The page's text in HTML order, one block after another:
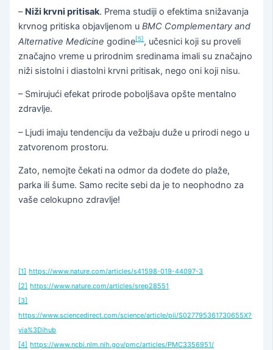
– Niži krvni pritisak. Prema studiji o efektima snižavanja
krvnog pritiska objavljenom uBMC Complementary and
Alternative Medicine godine[5], učesnici koji su proveli
značajno vreme u prirodnim sredinama imali su značajno
niži sistolni i diastolni krvni pritisak, nego oni koji nisu.
– Smirujući efekat prirode poboljšava opšte mentalno
zdravlje.
– Ljudi imaju tendenciju da vežbaju duže u prirodi nego u
zatvorenom prostoru.
Zato, nemojte čekati na odmor da dođete do plaže,
parka ili šume. Samo recite sebi da je to neophodno za
vaše celokupno zdravlje!
[1] https://www.nature.com/articles/s41598-019-44097-3
[2] https://www.nature.com/articles/srep28551
[3]
https://www.sciencedirect.com/science/article/pii/S027795361730655X?
via%3Dihub
[4] https://www.ncbi.nlm.nih.gov/pmc/articles/PMC3356951/